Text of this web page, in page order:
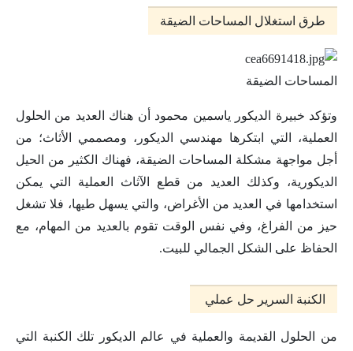
طرق استغلال المساحات الضيقة
المساحات الضيقة
وتؤكد خبيرة الديكور ياسمين محمود أن هناك العديد من الحلول
العملية، التي ابتكرها مهندسي الديكور، ومصممي الأثاث؛ من
أجل مواجهة مشكلة المساحات الضيقة، فهناك الكثير من الحيل
الديكورية، وكذلك العديد من قطع الآثاث العملية التي يمكن
استخدامها في العديد من الأغراض، والتي يسهل طيها، فلا تشغل
حيز من الفراغ، وفي نفس الوقت تقوم بالعديد من المهام، مع
الحفاظ على الشكل الجمالي للبيت.
الكنبة السرير حل عملي
من الحلول القديمة والعملية في عالم الديكور تلك الكنبة التي